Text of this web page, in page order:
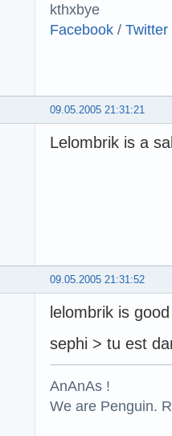
kthxbye
Facebook / Twitter
09.05.2005 21:31:21
Lelombrik is a
09.05.2005 21:31:52
lelombrik is good
sephi > tu est
AnAnAs !
We are Penguin.